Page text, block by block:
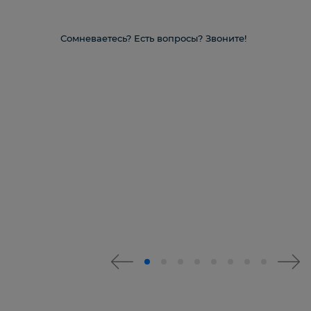
Сомневаетесь? Есть вопросы? Звоните!